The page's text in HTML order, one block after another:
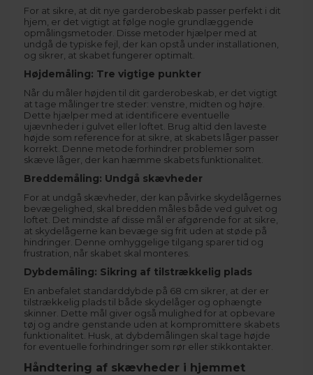
For at sikre, at dit nye garderobeskab passer perfekt i dit
hjem, er det vigtigt at følge nogle grundlæggende
opmålingsmetoder. Disse metoder hjælper med at
undgå de typiske fejl, der kan opstå under installationen,
og sikrer, at skabet fungerer optimalt.
Højdemåling: Tre vigtige punkter
Når du måler højden til dit garderobeskab, er det vigtigt
at tage målinger tre steder: venstre, midten og højre.
Dette hjælper med at identificere eventuelle
ujævnheder i gulvet eller loftet. Brug altid den laveste
højde som reference for at sikre, at skabets låger passer
korrekt. Denne metode forhindrer problemer som
skæve låger, der kan hæmme skabets funktionalitet.
Breddemåling: Undgå skævheder
For at undgå skævheder, der kan påvirke skydelågernes
bevægelighed, skal bredden måles både ved gulvet og
loftet. Det mindste af disse mål er afgørende for at sikre,
at skydelågerne kan bevæge sig frit uden at støde på
hindringer. Denne omhyggelige tilgang sparer tid og
frustration, når skabet skal monteres.
Dybdemåling: Sikring af tilstrækkelig plads
En anbefalet standarddybde på 68 cm sikrer, at der er
tilstrækkelig plads til både skydelåger og ophængte
skinner. Dette mål giver også mulighed for at opbevare
tøj og andre genstande uden at kompromittere skabets
funktionalitet. Husk, at dybdemålingen skal tage højde
for eventuelle forhindringer som rør eller stikkontakter.
Håndtering af skævheder i hjemmet